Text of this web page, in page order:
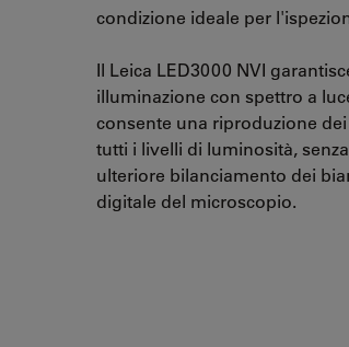
condizione ideale per
Il Leica LED3000 NVI
illuminazione con spettro a
consente una riproduzione
tutti i livelli di luminosità,
ulteriore bilanciamento dei
digitale del microscopio.